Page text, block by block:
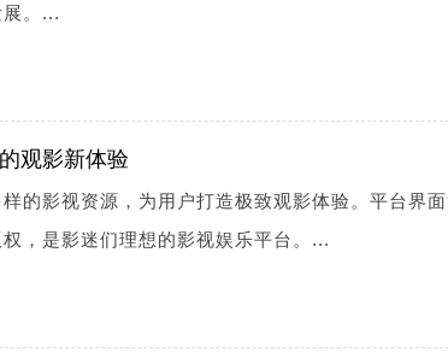
。...
观影新体验
的影视资源，为用户打造极致观影体验。平台界
，是影迷们理想的影视娱乐平台。...